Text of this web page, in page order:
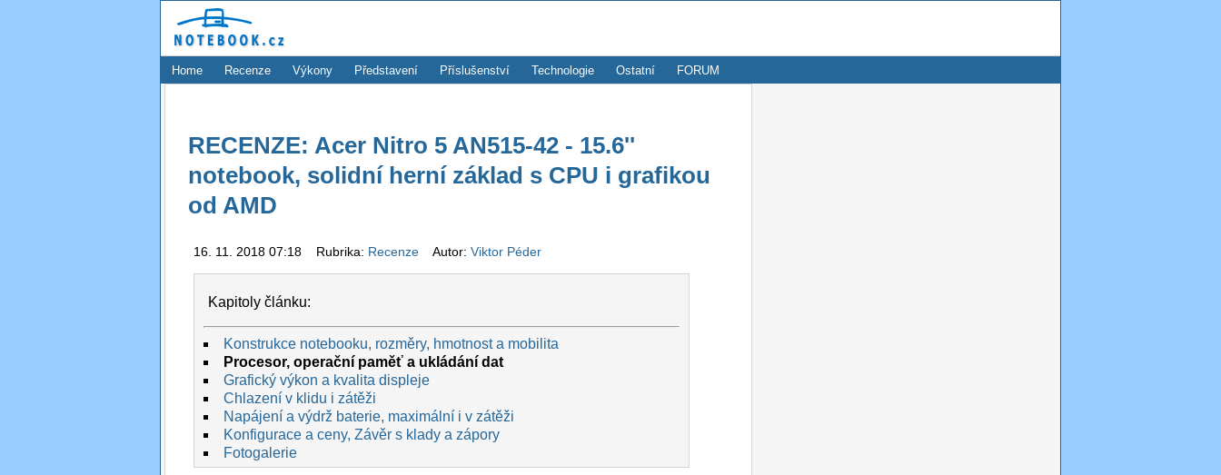
Home Recenze Výkony Představení Příslušenství Technologie Ostatní FORUM
RECENZE: Acer Nitro 5 AN515-42 - 15.6''
notebook, solidní herní základ s CPU i grafikou
od AMD
16. 11. 2018 07:18 Rubrika: Recenze Autor: Viktor Péder
Kapitoly článku:
Konstrukce notebooku, rozměry, hmotnost a mobilita
Procesor, operační paměť a ukládání dat
Grafický výkon a kvalita displeje
Chlazení v klidu i zátěži
Napájení a výdrž baterie, maximální i v zátěži
Konfigurace a ceny, Závěr s klady a zápory
Fotogalerie